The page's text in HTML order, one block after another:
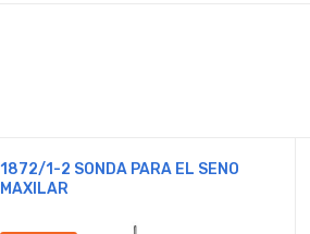
1872/1-2 SONDA PARA EL SENO
MAXILAR